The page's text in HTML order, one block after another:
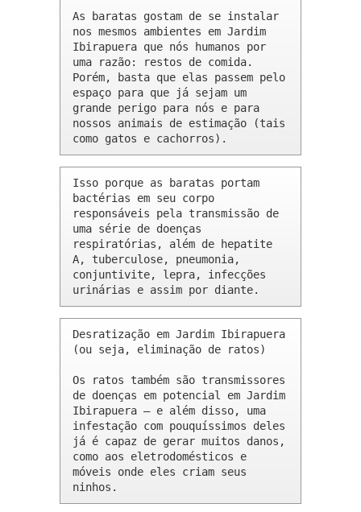
As baratas gostam de se instalar
nos mesmos ambientes em Jardim
Ibirapuera que nós humanos por
uma razão: restos de comida.
Porém, basta que elas passem pelo
espaço para que já sejam um
grande perigo para nós e para
nossos animais de estimação (tais
como gatos e cachorros).
Isso porque as baratas portam
bactérias em seu corpo
responsáveis pela transmissão de
uma série de doenças
respiratórias, além de hepatite
A, tuberculose, pneumonia,
conjuntivite, lepra, infecções
urinárias e assim por diante.
Desratização em Jardim Ibirapuera
(ou seja, eliminação de ratos)
Os ratos também são transmissores
de doenças em potencial em Jardim
Ibirapuera – e além disso, uma
infestação com pouquíssimos deles
já é capaz de gerar muitos danos,
como aos eletrodomésticos e
móveis onde eles criam seus
ninhos.